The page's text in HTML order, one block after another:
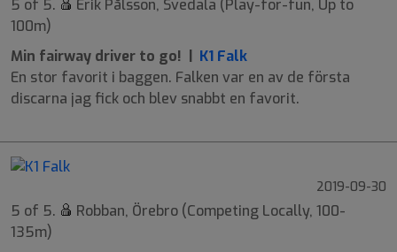
5 of 5.
Erik Pålsson, Svedala (Play-for-fun, Up to
100m)
Min fairway driver to go! | K1 Falk
En stor favorit i baggen. Falken var en av de första
discarna jag fick och blev snabbt en favorit.
2019-09-30
5 of 5.
Robban, Örebro (Competing Locally, 100-
135m)